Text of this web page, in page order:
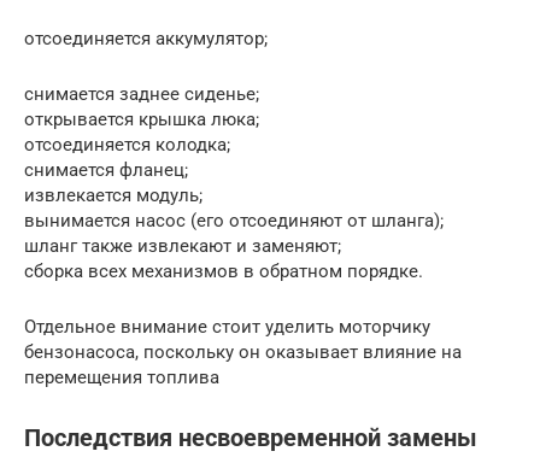
отсоединяется аккумулятор;
снимается заднее сиденье;
открывается крышка люка;
отсоединяется колодка;
снимается фланец;
извлекается модуль;
вынимается насос (его отсоединяют от шланга);
шланг также извлекают и заменяют;
сборка всех механизмов в обратном порядке.
Отдельное внимание стоит уделить моторчику
бензонасоса, поскольку он оказывает влияние на
перемещения топлива
Последствия несвоевременной замены